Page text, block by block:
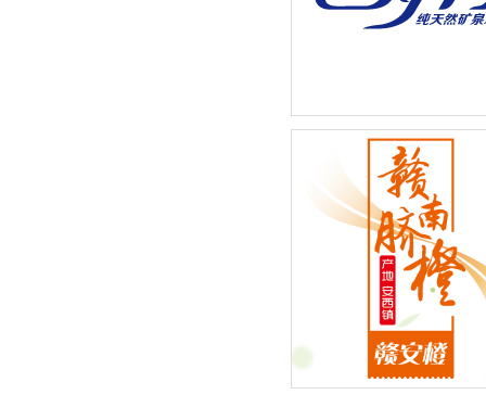
巴罗柯矿泉水系列-新品包